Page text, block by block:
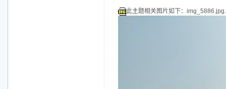
此主题相关图片如下：